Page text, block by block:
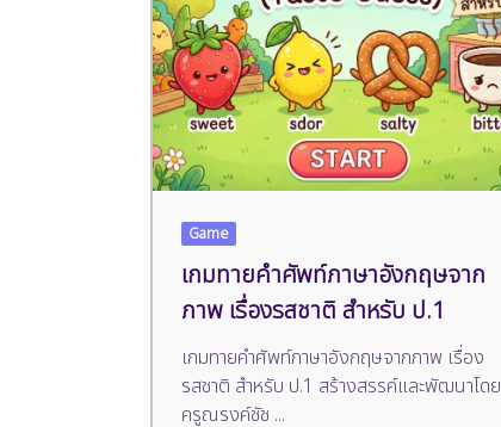
Game
เกมทายคำศัพท์ภาษาอังกฤษจาก
ภาพ เรื่องรสชาติ สำหรับ ป.1
เกมทายคำศัพท์ภาษาอังกฤษจากภาพ เรื่อง
รสชาติ สำหรับ ป.1 สร้างสรรค์และพัฒนาโดย
ครูณรงค์ชัช ...